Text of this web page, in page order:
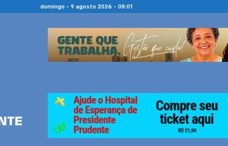
domingo - 9 agosto 2026 - 08:01